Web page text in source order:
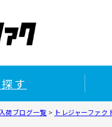
す
荷ブログ一覧 > トレジャーファ